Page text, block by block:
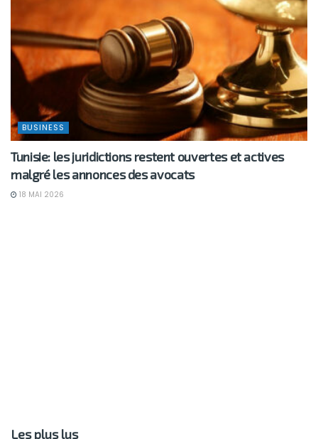
BUSINESS
Tunisie: les juridictions restent ouvertes et actives
malgré les annonces des avocats
18 MAI 2026
Les plus lus